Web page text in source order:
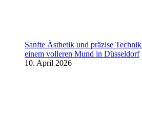
Sanfte Ästhetik und präzise
einem volleren Mund in Düsseldorf
10. April 2026